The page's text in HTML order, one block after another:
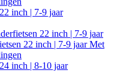
inch | 7-9 jaar
22 inch | 7-9 jaar
22 inch | 7-9 jaar Met
inch | 8-10 jaar